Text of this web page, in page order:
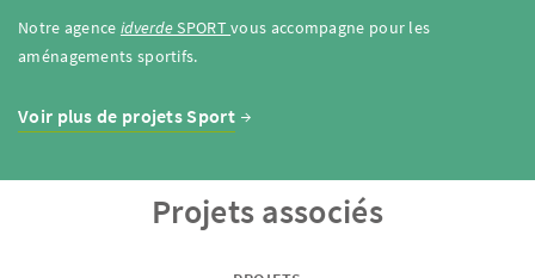
Notre agence idverdeSPORTvous accompagne pour les
aménagements sportifs.
Voir plus de projets Sport
Projets associés